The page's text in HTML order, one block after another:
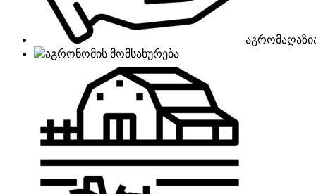
აგრონომის მომსახურება